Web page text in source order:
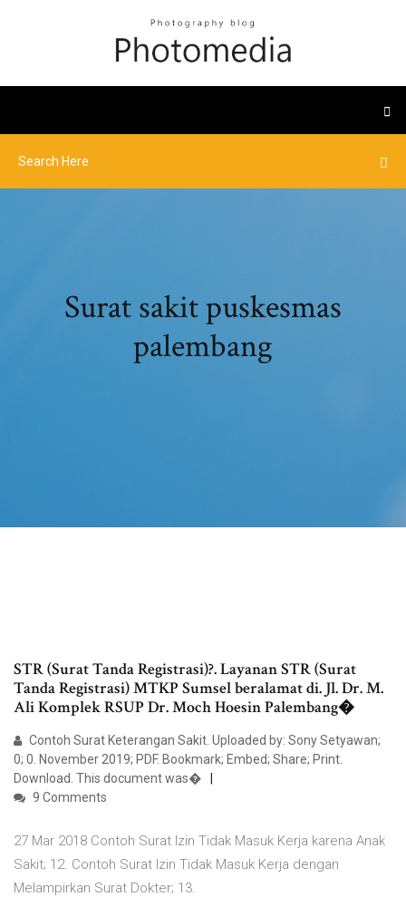
Surat sakit puskesmas
palembang
STR (Surat Tanda Registrasi)?. Layanan STR (Surat
Tanda Registrasi) MTKP Sumsel beralamat di. Jl. Dr. M.
Ali Komplek RSUP Dr. Moch Hoesin Palembang�
Contoh Surat Keterangan Sakit. Uploaded by: Sony Setyawan;
0; 0. November 2019; PDF. Bookmark; Embed; Share; Print.
Download. This document was�
9 Comments
27 Mar 2018 Contoh Surat Izin Tidak Masuk Kerja karena Anak
Sakit; 12. Contoh Surat Izin Tidak Masuk Kerja dengan
Melampirkan Surat Dokter; 13.